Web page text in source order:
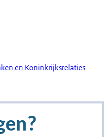
en Koninkrijksrelaties